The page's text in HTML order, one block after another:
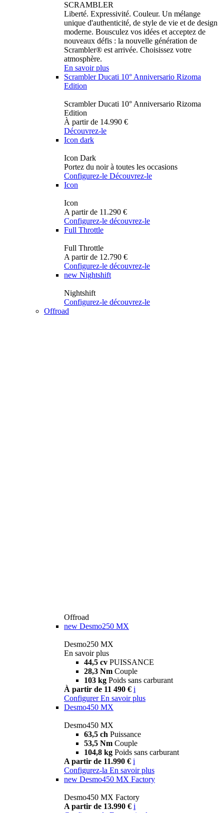
SCRAMBLER
Liberté. Expressivité. Couleur. Un mélange
unique d'authenticité, de style de vie et de design
moderne. Bousculez vos idées et acceptez de
nouveaux défis : la nouvelle génération de
Scrambler® est arrivée. Choisissez votre
atmosphère.
En savoir plus
Scrambler Ducati 10° Anniversario Rizoma
Edition
Scrambler Ducati 10° Anniversario Rizoma
Edition
À partir de 14.990 €
Découvrez-le
Icon dark
Icon Dark
Portez du noir à toutes les occasions
Configurez-le Découvrez-le
Icon
Icon
A partir de 11.290 €
Configurez-le découvrez-le
Full Throttle
Full Throttle
A partir de 12.790 €
Configurez-le découvrez-le
new Nightshift
Nightshift
Configurez-le découvrez-le
Offroad
Offroad
new Desmo250 MX
Desmo250 MX
En savoir plus
44,5 cv PUISSANCE
28,3 Nm Couple
103 kg Poids sans carburant
À partir de 11 490 € i
Configurer En savoir plus
Desmo450 MX
Desmo450 MX
63,5 ch Puissance
53,5 Nm Couple
104,8 kg Poids sans carburant
A partir de 11.990 € i
Configurez-la En savoir plus
new Desmo450 MX Factory
Desmo450 MX Factory
A partir de 13.990 € i